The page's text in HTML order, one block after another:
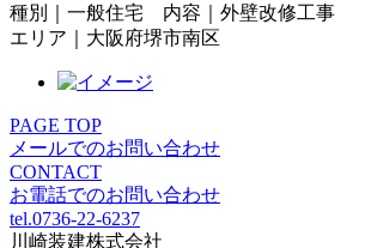
種別｜一般住宅 内容｜外壁改修工事
エリア｜大阪府堺市南区
PAGE TOP
メールでのお問い合わせ
CONTACT
お電話でのお問い合わせ
tel.0736-22-6237
川崎装建株式会社